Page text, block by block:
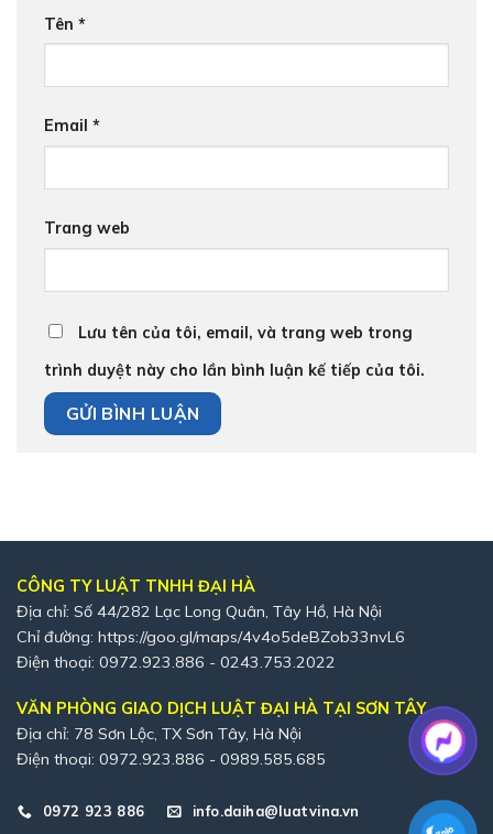
Tên *
Email *
Trang web
Lưu tên của tôi, email, và trang web trong
trình duyệt này cho lần bình luận kế tiếp của tôi.
CÔNG TY LUẬT TNHH ĐẠI HÀ
Địa chỉ: Số 44/282 Lạc Long Quân, Tây Hồ, Hà Nội
Chỉ đường: https://goo.gl/maps/4v4o5deBZob33nvL6
Điện thoại: 0972.923.886 - 0243.753.2022
VĂN PHÒNG GIAO DỊCH LUẬT ĐẠI HÀ TẠI SƠN TÂY
Địa chỉ: 78 Sơn Lộc, TX Sơn Tây, Hà Nội
Điện thoại: 0972.923.886 - 0989.585.685
0972 923 886 info.daiha@luatvina.vn